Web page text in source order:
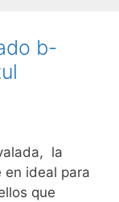
b-
la
ideal para
que